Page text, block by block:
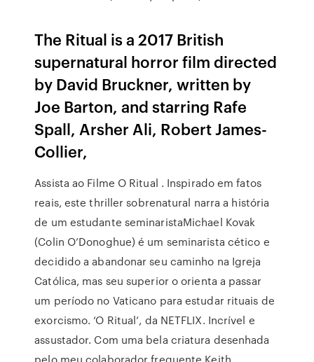
The Ritual is a 2017 British
supernatural horror film directed
by David Bruckner, written by
Joe Barton, and starring Rafe
Spall, Arsher Ali, Robert James-
Collier,
Assista ao Filme O Ritual . Inspirado em fatos
reais, este thriller sobrenatural narra a história
de um estudante seminaristaMichael Kovak
(Colin O’Donoghue) é um seminarista cético e
decidido a abandonar seu caminho na Igreja
Católica, mas seu superior o orienta a passar
um período no Vaticano para estudar rituais de
exorcismo. ‘O Ritual’, da NETFLIX. Incrível e
assustador. Com uma bela criatura desenhada
pelo meu colaborador frequente Keith